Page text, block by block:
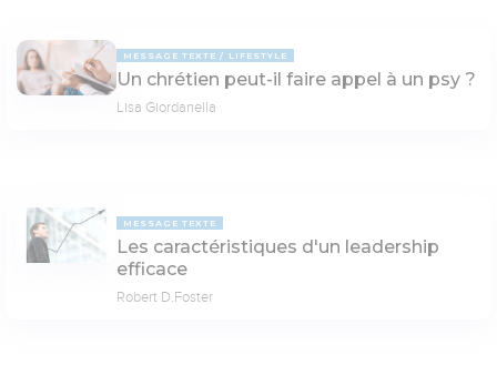
MESSAGE TEXTE LIFESTYLE
Un chrétien peut-il faire appel à un psy ?
Lisa Giordanella
MESSAGE TEXTE
Les caractéristiques d'un leadership
efficace
Robert D.Foster